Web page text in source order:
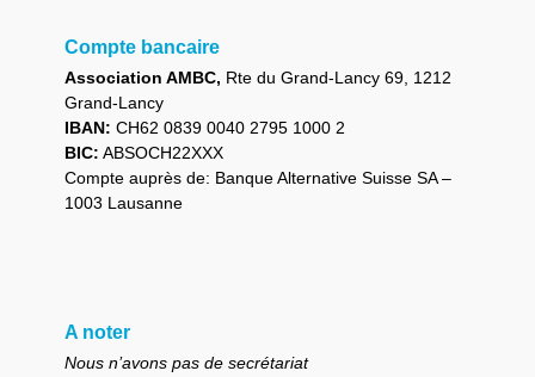
Compte bancaire
Association AMBC, Rte du Grand-Lancy 69, 1212
Grand-Lancy
IBAN: CH62 0839 0040 2795 1000 2
BIC: ABSOCH22XXX
Compte auprès de: Banque Alternative Suisse SA –
1003 Lausanne
A noter
Nous n’avons pas de secrétariat